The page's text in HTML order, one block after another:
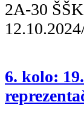
2A-30
6. kolo: